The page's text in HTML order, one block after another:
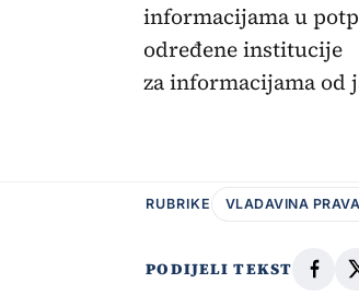
informacijama u
određene institucije
za informacijama od
RUBRIKE VLADAVINA PRAVA
PODIJELI TEKST